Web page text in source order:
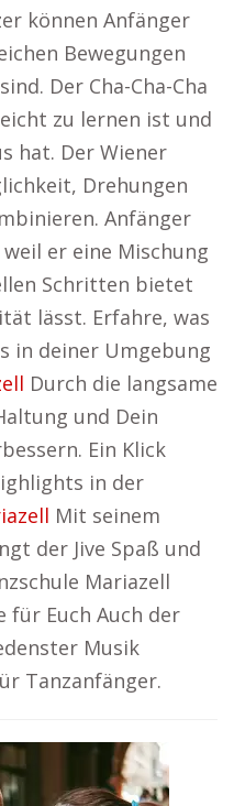
können Anfänger
Bewegungen
Der Cha-Cha-Cha
zu lernen ist und
hat. Der Wiener
Drehungen
Anfänger
er eine Mischung
Schritten bietet
lässt. Erfahre, was
in deiner Umgebung
Durch die langsame
und Dein
Ein Klick
in der
Mit seinem
der Jive Spaß und
Mariazell
für Euch Auch der
Musik
Tanzanfänger.